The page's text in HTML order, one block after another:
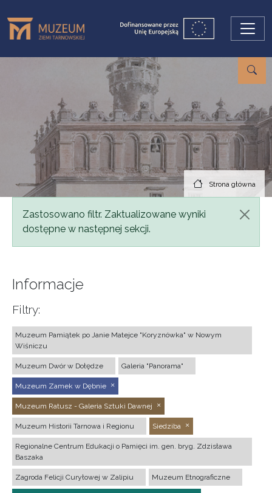
Strona główna
Komunikat
Zastosowano filtr. Zaktualizowane wyniki
dostępne w następnej sekcji.
Informacje
Filtry:
Muzeum Pamiątek po Janie Matejce "Koryznówka" w Nowym
Wiśniczu
Muzeum Dwór w Dołędze Galeria "Panorama"
Muzeum Zamek w Dębnie
Muzeum Ratusz - Galeria Sztuki Dawnej
Muzeum Historii Tarnowa i Regionu Siedziba
Regionalne Centrum Edukacji o Pamięci im. gen. bryg. Zdzisława
Baszaka
Zagroda Felicji Curyłowej w Zalipiu Muzeum Etnograficzne